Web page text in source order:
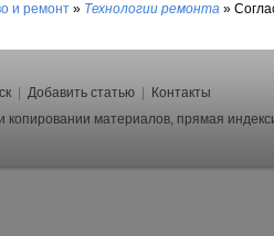
и ремонт » Технологии ремонта »
Добавить статью
Контакты
копировании материалов, прямая